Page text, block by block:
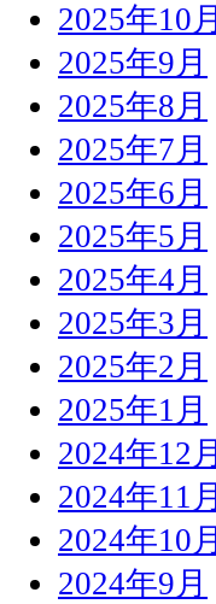
2025年10月
2025年9月
2025年8月
2025年7月
2025年6月
2025年5月
2025年4月
2025年3月
2025年2月
2025年1月
2024年12月
2024年11月
2024年10月
2024年9月